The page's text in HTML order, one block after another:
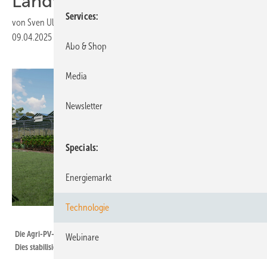
von Sven Ullrich
09.04.2025
Die Agri-PV-Anlagen schützen die Pflanzen vor heftigen Wetterereignissen.
Dies stabilisiert die landwirtschaftlichen Erträge.
Services
Abo & Shop
Media
Newsletter
Specials
Energiemarkt
Technologie
Webinare